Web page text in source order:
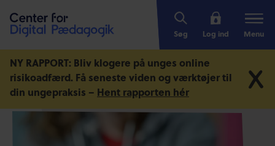
Søg Log ind Menu
NY RAPPORT: Bliv klogere på unges online
risikoadfærd. Få seneste viden og værktøjer til
din ungepraksis – Hent rapporten hér